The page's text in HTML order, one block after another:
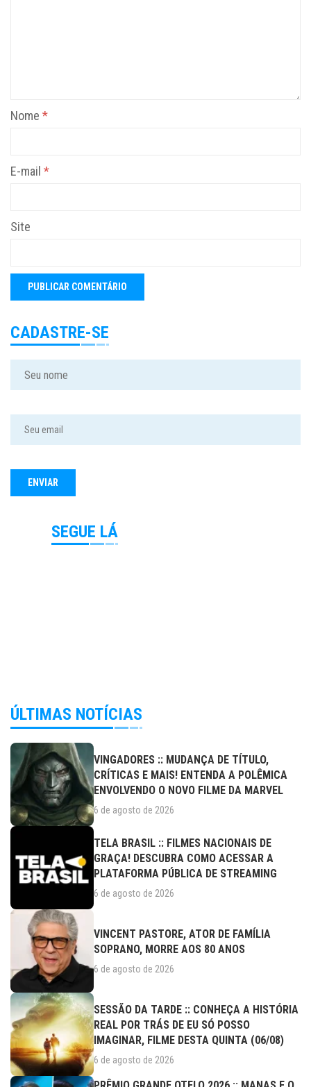
Nome *
E-mail *
Site
CADASTRE-SE
SEGUE LÁ
ÚLTIMAS NOTÍCIAS
VINGADORES :: MUDANÇA DE TÍTULO,
CRÍTICAS E MAIS! ENTENDA A POLÊMICA
ENVOLVENDO O NOVO FILME DA MARVEL
6 de agosto de 2026
TELA BRASIL :: FILMES NACIONAIS DE
GRAÇA! DESCUBRA COMO ACESSAR A
PLATAFORMA PÚBLICA DE STREAMING
6 de agosto de 2026
VINCENT PASTORE, ATOR DE FAMÍLIA
SOPRANO, MORRE AOS 80 ANOS
6 de agosto de 2026
SESSÃO DA TARDE :: CONHEÇA A HISTÓRIA
REAL POR TRÁS DE EU SÓ POSSO
IMAGINAR, FILME DESTA QUINTA (06/08)
6 de agosto de 2026